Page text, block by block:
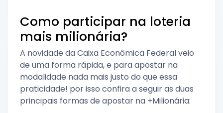
Como participar na loteria
mais milionária?
A novidade da Caixa Econômica Federal veio
de uma forma rápida, e para apostar na
modalidade nada mais justo do que essa
praticidade! por isso confira a seguir as duas
principais formas de apostar na +Milionária: